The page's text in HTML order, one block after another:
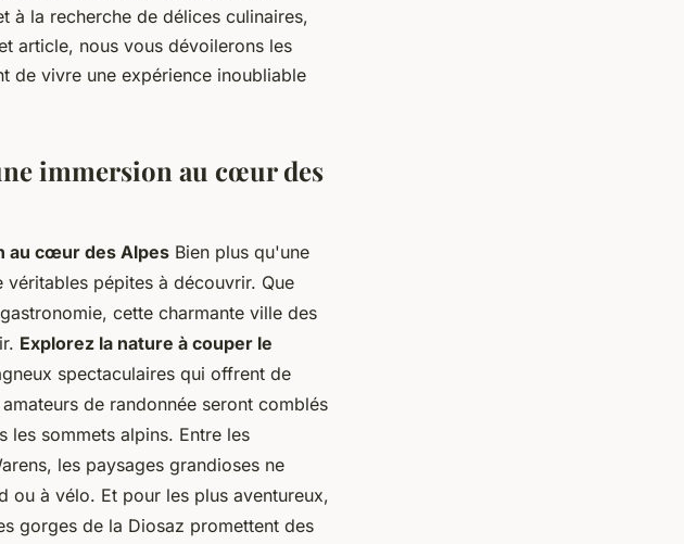
à la recherche de délices culinaires,
article, nous vous dévoilerons les
de vivre une expérience inoubliable
immersion au cœur des
au cœur des Alpes Bien plus qu'une
pépites à découvrir. Que
cette charmante ville des
Explorez la nature à couper le
spectaculaires qui offrent de
de randonnée seront comblés
les sommets alpins. Entre les
les paysages grandioses ne
ou à vélo. Et pour les plus aventureux,
gorges de la Diosaz promettent des